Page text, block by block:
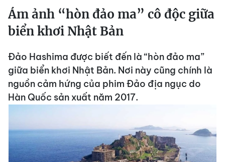
Ám ảnh “hòn đảo ma” cô độc giữa
biển khơi Nhật Bản
Đảo Hashima được biết đến là “hòn đảo ma”
giữa biển khơi Nhật Bản. Nơi này cũng chính là
nguồn cảm hứng của phim Đảo địa ngục do
Hàn Quốc sản xuất năm 2017.